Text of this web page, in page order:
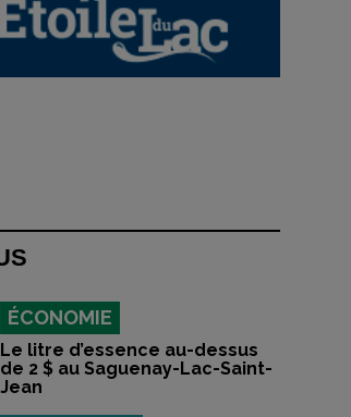
ÉCONOMIE
Le litre d’essence au-dessus
de 2 $ au Saguenay-Lac-Saint-
Jean